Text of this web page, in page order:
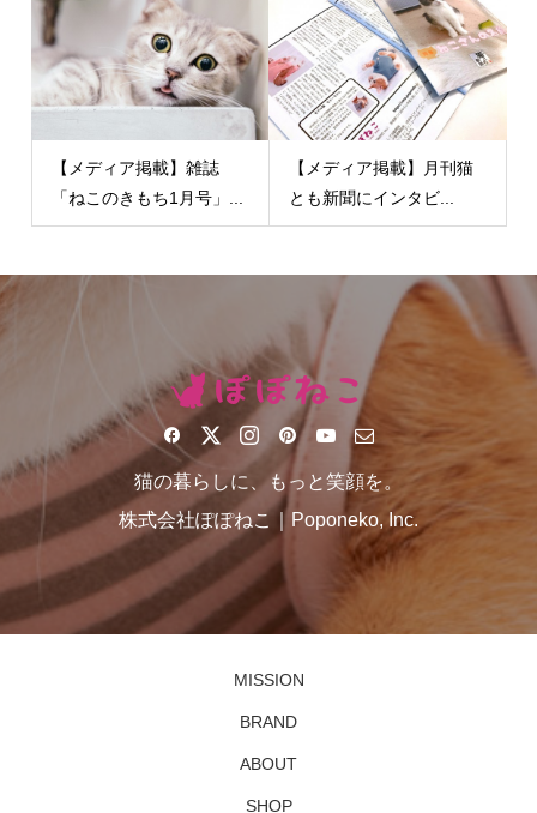
【メディア掲載】雑誌
「ねこのきもち1月号」...
【メディア掲載】月刊猫
とも新聞にインタビ...
猫の暮らしに、もっと笑顔を。
株式会社ぽぽねこ｜Poponeko, Inc.
MISSION
BRAND
ABOUT
SHOP